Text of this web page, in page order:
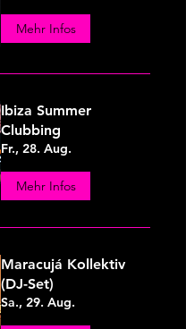
Mehr Infos
Ibiza Summer
Clubbing
Fr., 28. Aug.
Mehr Infos
Maracujá Kollektiv
(DJ-Set)
Sa., 29. Aug.